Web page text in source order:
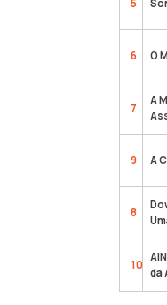
5
6 O
7
A
9 A
8
10
da